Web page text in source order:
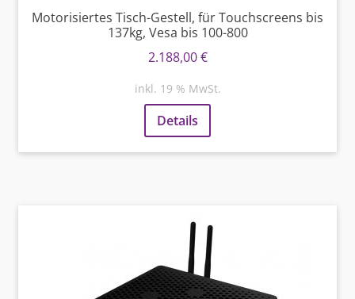
Motorisiertes Tisch-Gestell, für Touchscreens bis
137kg, Vesa bis 100-800
2.188,00€
inkl. 19 % MwSt.
Details